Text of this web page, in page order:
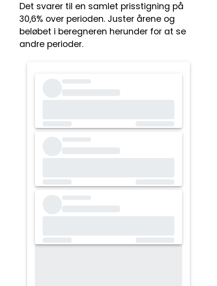
Det svarer til en samlet prisstigning på
30,6% over perioden. Juster årene og
beløbet i beregneren herunder for at se
andre perioder.